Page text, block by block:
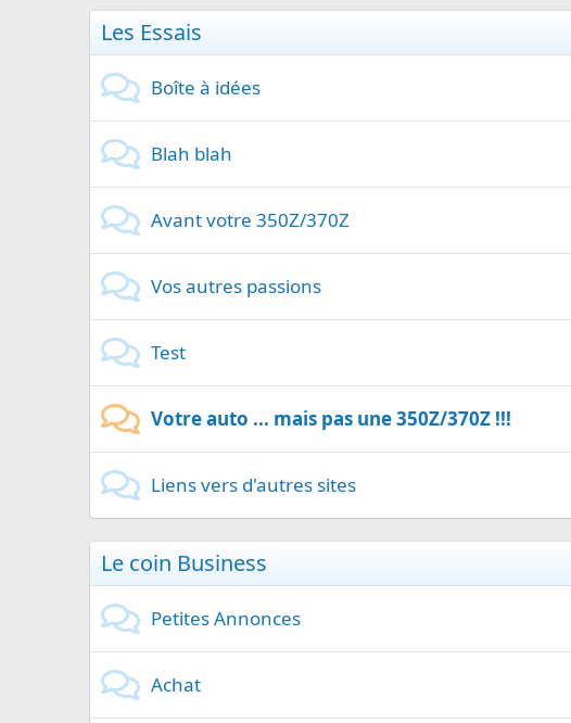
Les Essais
Boîte à idées
Blah blah
Avant votre 350Z/370Z
Vos autres passions
Test
Votre auto ... mais pas une 350Z/370Z !!!
Liens vers d'autres sites
Le coin Business
Petites Annonces
Achat